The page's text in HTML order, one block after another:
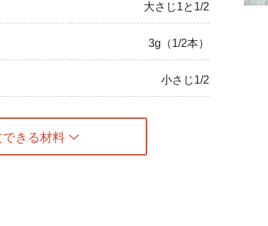
大さじ1と1/2
3g（1/2本）
小さじ1/2
できる材料